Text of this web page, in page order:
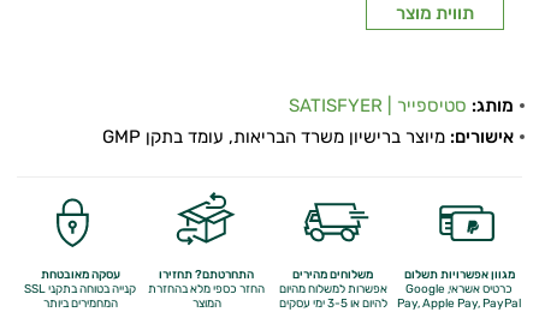
תווית מוצר
מותג: סטיספייר | SATISFYER
אישורים: מיוצר ברישיון משרד הבריאות, עומד בתקן GMP
מגוון אפשרויות תשלום
כרטיס אשראי, Google
Pay,Apple Pay, PayPal
משלוחים מהירים
אפשרות למשלוח מהיום
להיום או 3-5 ימי עסקים
התחרטתם? תחזירו
החזר כספי מלאבהחזרת
המוצר
עסקה מאובטחת
קנייה בטוחה בתקני SSL
המחמירים ביותר